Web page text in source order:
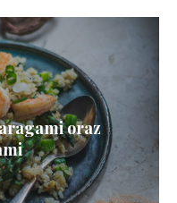
oraz